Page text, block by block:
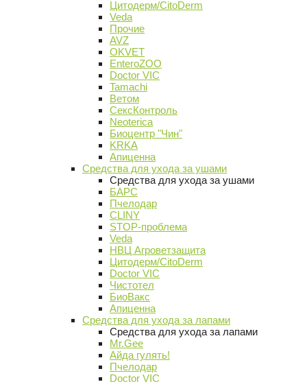
Цитодерм/CitoDerm
Veda
Прочие
AVZ
OKVET
EnteroZOO
Doctor VIC
Tamachi
Ветом
СексКонтроль
Neoterica
Биоцентр "Чин"
KRKA
Апиценна
Средства для ухода за ушами
Средства для ухода за ушами
БАРС
Пчелодар
CLINY
STOP-проблема
Veda
НВЦ Агроветзащита
Цитодерм/CitoDerm
Doctor VIC
Чистотел
БиоВакс
Апиценна
Средства для ухода за лапами
Средства для ухода за лапами
Mr.Gee
Айда гулять!
Пчелодар
Doctor VIC